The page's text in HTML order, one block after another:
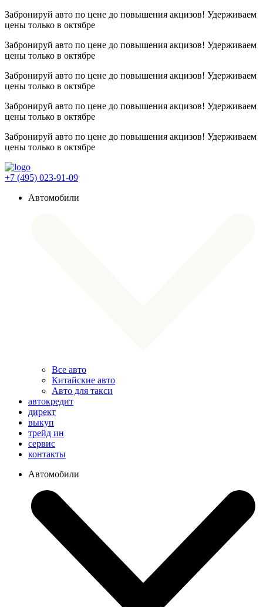
Забронируй авто по цене до повышения акцизов! Удерживаем
цены только в октябре
Забронируй авто по цене до повышения акцизов! Удерживаем
цены только в октябре
Забронируй авто по цене до повышения акцизов! Удерживаем
цены только в октябре
Забронируй авто по цене до повышения акцизов! Удерживаем
цены только в октябре
Забронируй авто по цене до повышения акцизов! Удерживаем
цены только в октябре
+7 (495) 023-91-09
Автомобили
Все авто
Китайские авто
Авто для такси
автокредит
директ
выкуп
трейд ин
сервис
контакты
Автомобили